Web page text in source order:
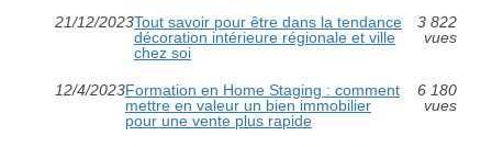
21/12/2023Tout savoir pour être dans la tendance
décoration intérieure régionale et ville
chez soi
3 822
vues
12/4/2023Formation en Home Staging : comment
mettre en valeur un bien immobilier
pour une vente plus rapide
6 180
vues